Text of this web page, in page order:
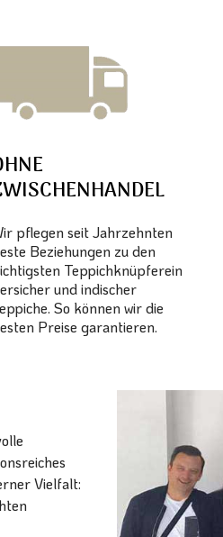
pflegen seit Jahrzehnten
Beziehungen zu den
Teppichknüpferein
und indischer
So können wir die
Preise garantieren.
Vielfalt: